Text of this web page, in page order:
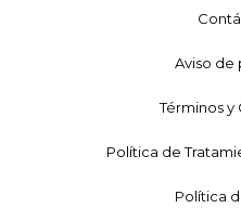
Aviso de
Términos y
Política de
Política